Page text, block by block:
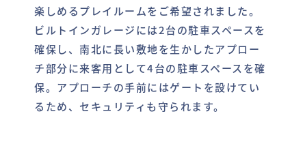
楽しめるプレイルームをご希望されました。
ビルトインガレージには2台の駐車スペースを
確保し、南北に長い敷地を生かしたアプロー
チ部分に来客用として4台の駐車スペースを確
保。アプローチの手前にはゲートを設けてい
るため、セキュリティも守られます。